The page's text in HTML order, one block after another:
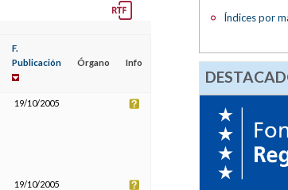
F.
Publicación
Órgano Info
19/10/2005
19/10/2005
Índices por